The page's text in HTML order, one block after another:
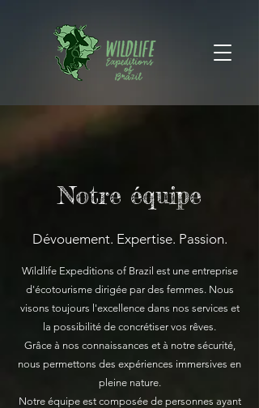
Notre équipe
Dévouement. Expertise. Passion.
Wildlife Expeditions of Brazil est une entreprise
d'écotourisme dirigée par des femmes. Nous
visons toujours l'excellence dans nos services et
la possibilité de concrétiser vos rêves.
Grâce à nos connaissances et à notre sécurité,
nous permettons des expériences immersives en
pleine nature.
Notre équipe est composée de personnes ayant